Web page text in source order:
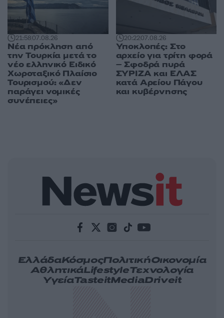
21:5807.08.26
Νέα πρόκληση από
την Τουρκία μετά το
νέο ελληνικό Ειδικό
Χωροταξικό Πλαίσιο
Τουρισμού: «Δεν
παράγει νομικές
συνέπειες»
20:2207.08.26
Υποκλοπές: Στο
αρχείο για τρίτη φορά
– Σφοδρά πυρά
ΣΥΡΙΖΑ και ΕΛΑΣ
κατά Αρείου Πάγου
και κυβέρνησης
ΕλλάδαΚόσμοςΠολιτικήΟικονομία
ΑθλητικάLifestyleΤεχνολογία
ΥγείαTasteitMediaDriveit